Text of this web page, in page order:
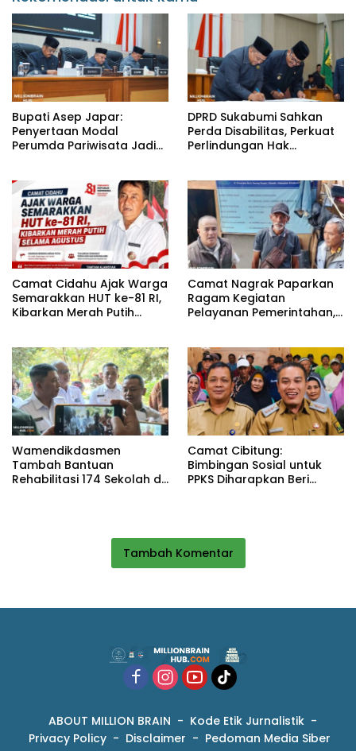
Bupati Asep Japar:
Penyertaan Modal
Perumda Pariwisata Jadi
DPRD Sukabumi Sahkan
Perda Disabilitas, Perkuat
Perlindungan Hak
Camat Cidahu Ajak Warga
Semarakkan HUT ke-81 RI,
Kibarkan Merah Putih
Camat Nagrak Paparkan
Ragam Kegiatan
Pelayanan Pemerintahan,
Wamendikdasmen
Tambah Bantuan
Rehabilitasi 174 Sekolah di
Camat Cibitung:
Bimbingan Sosial untuk
PPKS Diharapkan Beri
Tambah Komentar
ABOUT MILLION BRAIN
Kode Etik Jurnalistik
Privacy Policy
Disclaimer Pedoman Media Siber